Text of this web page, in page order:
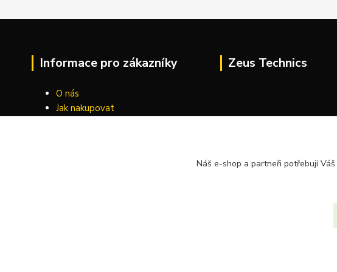
Informace pro zákazníky
O nás
Jak nakupovat
Zeus Technics
Náš e-shop a partneři potřebují Váš